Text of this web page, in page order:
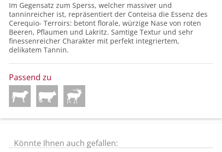
Im Gegensatz zum Sperss, welcher massiver und
tanninreicher ist, repräsentiert der Conteisa die Essenz des
Cerequio- Terroirs: betont florale, würzige Nase von roten
Beeren, Pflaumen und Lakritz. Samtige Textur und sehr
finessenreicher Charakter mit perfekt integriertem,
delikatem Tannin.
Passend zu
Könnte Ihnen auch gefallen: